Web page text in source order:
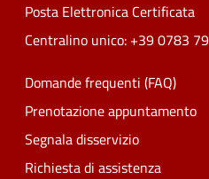
Posta Elettronica Certificata
Centralino unico: +39 0783
Domande frequenti (FAQ)
Prenotazione appuntamento
Segnala disservizio
Richiesta di assistenza